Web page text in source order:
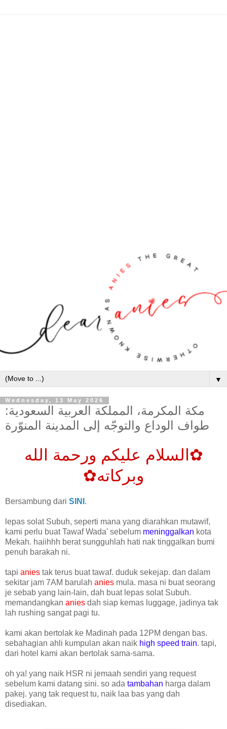
▼
Wednesday, 13 May 2026
مكة المكرمة، المملكة العربية السعودية:
طواف الوداع والتوجّه إلى المدينة المنوّرة
✿السلام عليكم ورحمة الله
وبركاته✿
Bersambung dari SINI .
lepas solat Subuh, seperti mana yang diarahkan mutawif,
kami perlu buat Tawaf Wada' sebelum meninggalkan kota
Mekah. haiihhh berat sungguhlah hati nak tinggalkan bumi
penuh barakah ni.
tapi anies tak terus buat tawaf. duduk sekejap. dan dalam
sekitar jam 7AM barulah anies mula. masa ni buat seorang
je sebab yang lain-lain, dah buat lepas solat Subuh.
memandangkan anies dah siap kemas luggage, jadinya tak
lah rushing sangat pagi tu.
kami akan bertolak ke Madinah pada 12PM dengan bas.
sebahagian ahli kumpulan akan naik high speed train. tapi,
dari hotel kami akan bertolak sama-sama.
oh ya! yang naik HSR ni jemaah sendiri yang request
sebelum kami datang sini. so ada tambahan harga dalam
pakej. yang tak request tu, naik laa bas yang dah
disediakan.